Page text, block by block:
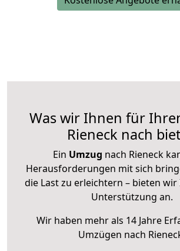
Was wir Ihnen für
Rieneck nach
Ein Umzug nach Rieneck
Herausforderungen mit sich
die Last zu erleichtern – bieten
Unterstützung an.
Wir haben mehr als 14 Jahre
Umzügen nach